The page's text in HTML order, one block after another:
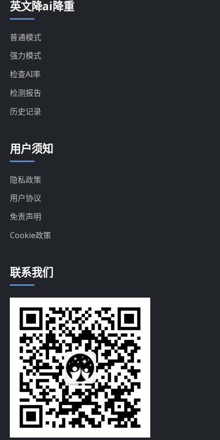
英文降ai降重
普通模式
强力模式
检查AI率
检测报告
历史记录
用户须知
隐私政策
用户协议
免责声明
Cookie政策
联系我们